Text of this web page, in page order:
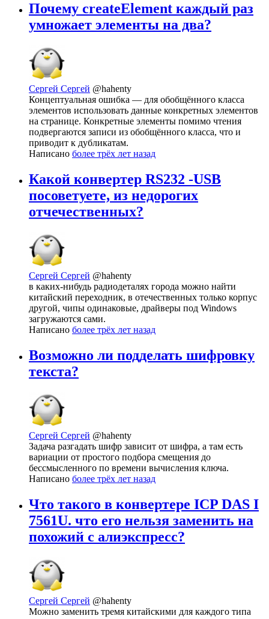
Почему createElement каждый раз
умножает элементы на два?
Сергей Сергей @hahenty
Концептуальная ошибка — для обобщённого класса
элементов использовать данные конкретных элементов
на странице. Конкретные элементы помимо чтения
подвергаются записи из обобщённого класса, что и
приводит к дубликатам.
Написано более трёх лет назад
Какой конвертер RS232 -USB
посоветуете, из недорогих
отчечественных?
Сергей Сергей @hahenty
в каких-нибудь радиодеталях города можно найти
китайский переходник, в отечественных только корпус
другой, чипы одинаковые, драйверы под Windows
загружаются сами.
Написано более трёх лет назад
Возможно ли подделать шифровку
текста?
Сергей Сергей @hahenty
Задача разгадать шифр зависит от шифра, а там есть
вариации от простого подбора смещения до
бессмысленного по времени вычисления ключа.
Написано более трёх лет назад
Что такого в конвертере ICP DAS I
7561U. что его нельзя заменить на
похожий с алиэкспресс?
Сергей Сергей @hahenty
Можно заменить тремя китайскими для каждого типа